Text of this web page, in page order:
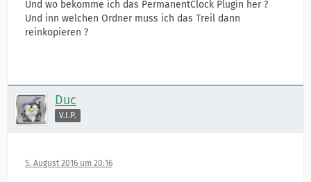
Und wo bekomme ich das PermanentClock Plugin her ?
Und inn welchen Ordner muss ich das Treil dann
reinkopieren ?
Duc
V.I.P.
5. August 2016 um 20:16